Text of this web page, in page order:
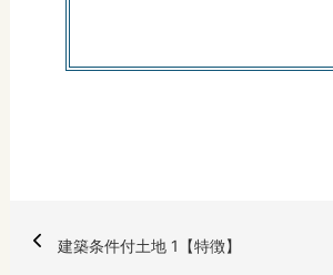
建築条件付土地 1【特徴】